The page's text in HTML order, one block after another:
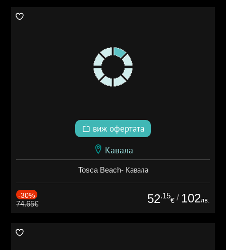
виж офертата
Кавала
Tosca Beach- Кавала
-30%
74.65€ 52.15
€ / 102лв.